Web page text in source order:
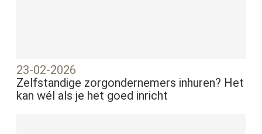
23-02-2026
Zelfstandige zorgondernemers inhuren? Het
kan wél als je het goed inricht